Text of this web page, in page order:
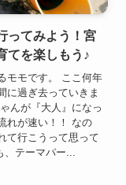
ってみよう！宮
てを楽しもう♪
モモです。 ここ何年
に過ぎ去っていきま
んが『大人』になっ
れが速い！！ なの
て行こうって思って
テーマパー...